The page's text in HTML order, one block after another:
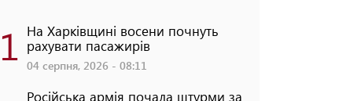
1 На Харківщині восени почнуть
рахувати пасажирів
04 серпня, 2026 - 08:11
Російська армія почала штурми за